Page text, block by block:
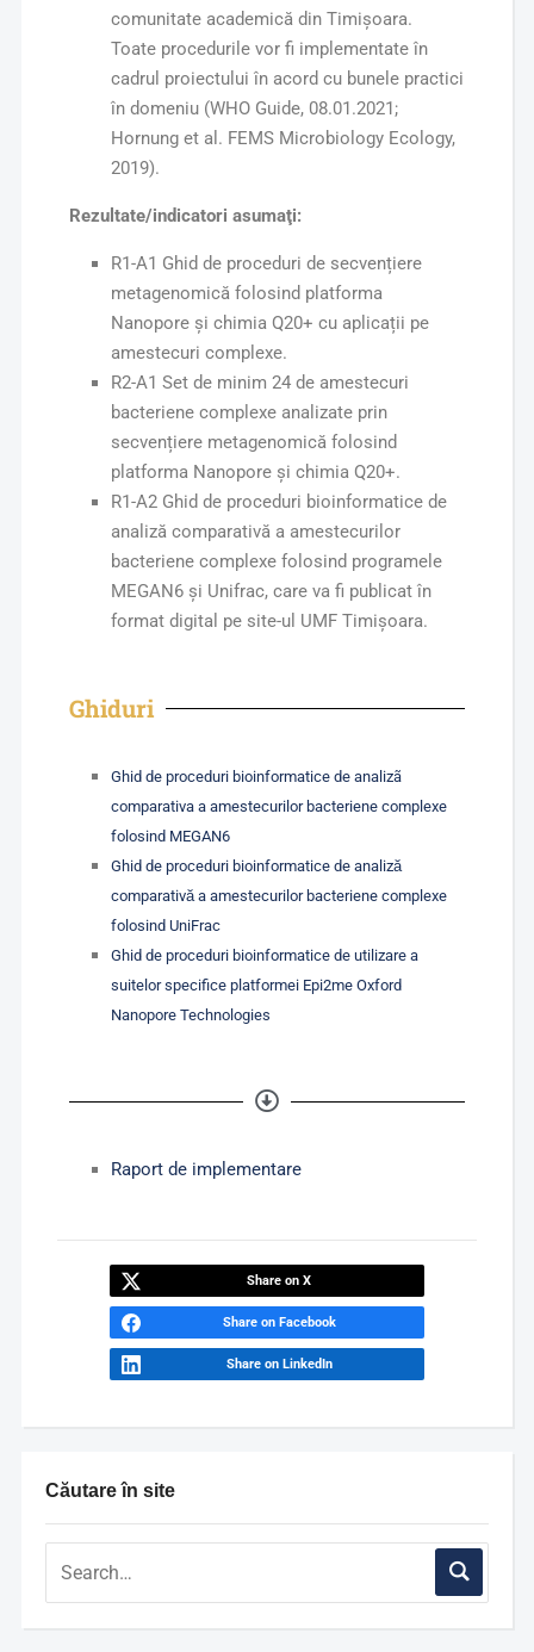
Căutare în site
comunitate academică din Timișoara.
Toate procedurile vor fi implementate în
cadrul proiectului în acord cu bunele practici
în domeniu (WHO Guide, 08.01.2021;
Hornung et al. FEMS Microbiology Ecology,
2019).
Rezultate/indicatori asumaţi:
R1-A1 Ghid de proceduri de secvențiere
metagenomică folosind platforma
Nanopore și chimia Q20+ cu aplicații pe
amestecuri complexe.
R2-A1 Set de minim 24 de amestecuri
bacteriene complexe analizate prin
secvențiere metagenomică folosind
platforma Nanopore și chimia Q20+.
R1-A2 Ghid de proceduri bioinformatice de
analiză comparativă a amestecurilor
bacteriene complexe folosind programele
MEGAN6 și Unifrac, care va fi publicat în
format digital pe site-ul UMF Timișoara.
Ghiduri
Ghid de proceduri bioinformatice de analizã
comparativa a amestecurilor bacteriene complexe
folosind MEGAN6
Ghid de proceduri bioinformatice de analiză
comparativă a amestecurilor bacteriene complexe
folosind UniFrac
Ghid de proceduri bioinformatice de utilizare a
suitelor specifice platformei Epi2me Oxford
Nanopore Technologies
Raport de implementare
Share on X
Share on Facebook
Share on LinkedIn